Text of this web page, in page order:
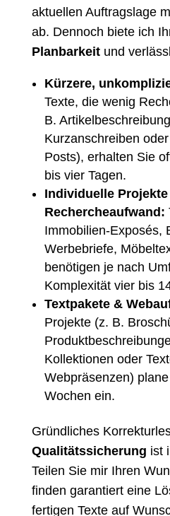
aktuellen Auftragslage
ab. Dennoch biete ich
Planbarkeitund
Kürzere,
Texte, die wenig
B.
Kurzanschreiben
Posts), erhalten Sie
bis vier Tagen.
Individuelle
Rechercheaufwand:
Immobilien-Exposés,
Werbebriefe,
benötigen je nach
Komplexität vier bis
Textpakete &
Projekte (z. B.
Kollektionen oder
Webpräsenzen)
Wochen ein.
Gründliches
Qualitätssicherung ist
Teilen Sie mir Ihren
finden garantiert eine
fertigen Texte auf